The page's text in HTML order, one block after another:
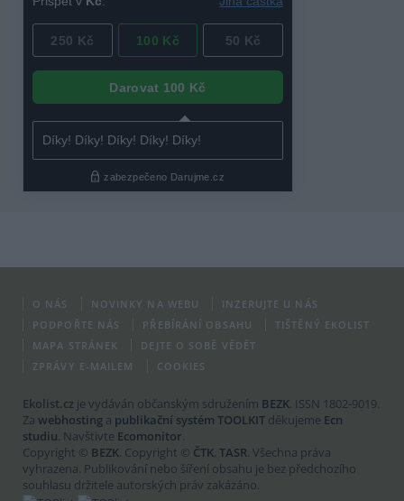
O NÁS NOVINKY NA WEBU
INZERUJTE U NÁS
PODPOŘTE NÁS
PŘEBÍRÁNÍ OBSAHU
TIŠTĚNÝ EKOLIST
MAPA STRÁNEK
DEJTE O SOBĚ VĚDĚT
ZPRÁVY E-MAILEM
COOKIES
Ekolist.cz je vydáván občanským sdružením BEZK. ISSN 1802-9019.
Za webhosting a publikační systém TOOLKIT děkujeme Ecn
studiu. Navštivte Ecomonitor.
Copyright © BEZK. Copyright © ČTK, TASR. Všechna práva
vyhrazena. Publikování nebo šíření obsahu je bez předchozího
souhlasu držitele autorských práv zakázáno.